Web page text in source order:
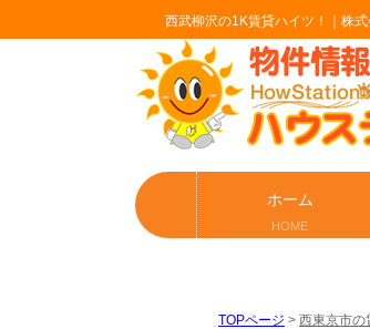
西武柳沢の1K賃貸ハイツ！｜株
ホーム
HOME
TOPページ > 西東京市の